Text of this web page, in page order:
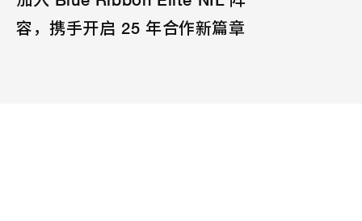
容，携手开启 25 年合作新篇章